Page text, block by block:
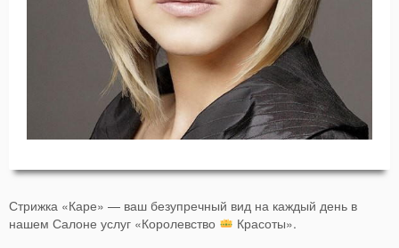
Стрижка «Каре» — ваш безупречный вид на каждый день в
нашем Салоне услуг «Королевство
Красоты».